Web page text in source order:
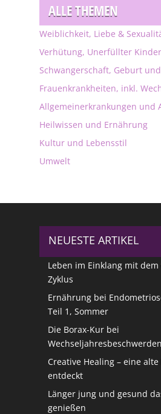
ALLE THEMEN
Weiblichkeit, Liebe &
Verhütung, Unerfüllter
Schwangerschaft, Geburt
Frauenkrankheiten, inkl.
Allgemeinerkrankungen und
Heilwissen und Ernährung
Kultur und Lebensstil
Umwelt
NEUESTE ARTIKEL
Leben im Einklang mit
Zyklus
Ernährung bei
Teil 1, Sommer
Die Borax-Kur bei
Wechseljahresbeschwerden
Creative Healing – eine
entdeckt
Länger jung und gesund
genießen